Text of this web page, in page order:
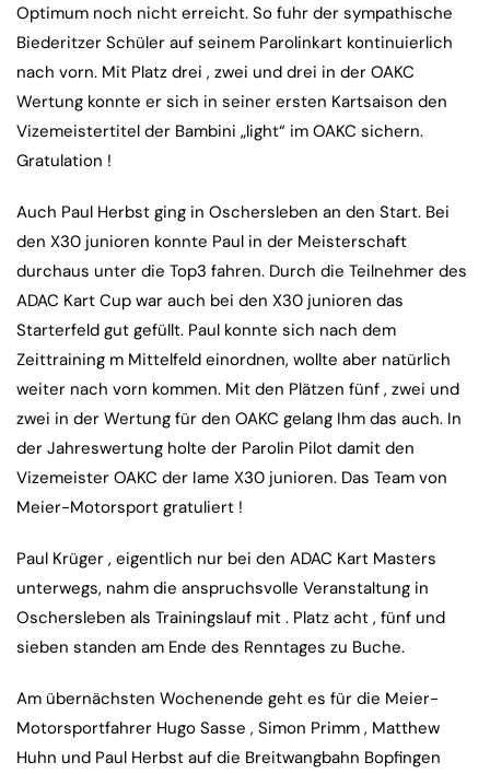
Optimum noch nicht erreicht. So fuhr der sympathische
Biederitzer Schüler auf seinem Parolinkart kontinuierlich
nach vorn. Mit Platz drei , zwei und drei in der OAKC
Wertung konnte er sich in seiner ersten Kartsaison den
Vizemeistertitel der Bambini „light“ im OAKC sichern.
Gratulation !
Auch Paul Herbst ging in Oschersleben an den Start. Bei
den X30 junioren konnte Paul in der Meisterschaft
durchaus unter die Top3 fahren. Durch die Teilnehmer des
ADAC Kart Cup war auch bei den X30 junioren das
Starterfeld gut gefüllt. Paul konnte sich nach dem
Zeittraining m Mittelfeld einordnen, wollte aber natürlich
weiter nach vorn kommen. Mit den Plätzen fünf , zwei und
zwei in der Wertung für den OAKC gelang Ihm das auch. In
der Jahreswertung holte der Parolin Pilot damit den
Vizemeister OAKC der Iame X30 junioren. Das Team von
Meier-Motorsport gratuliert !
Paul Krüger , eigentlich nur bei den ADAC Kart Masters
unterwegs, nahm die anspruchsvolle Veranstaltung in
Oschersleben als Trainingslauf mit . Platz acht , fünf und
sieben standen am Ende des Renntages zu Buche.
Am übernächsten Wochenende geht es für die Meier-
Motorsportfahrer Hugo Sasse , Simon Primm , Matthew
Huhn und Paul Herbst auf die Breitwangbahn Bopfingen